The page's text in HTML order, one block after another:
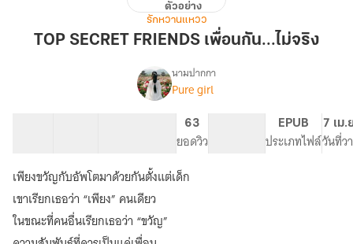
SECRET
FRIENDS
ตัวอย่าง
รักหวานแหวว
TOP SECRET FRIENDS เพื่อนกัน...ไม่จริง
เรื่องTOP
FRIENDS
เพื่อน
กัน...ไม่
จริง
นามปากกา
Pure girl
63
ยอดวิว
EPUB
ประเภทไฟล์
7 เม.
วันที่ว
เพียงขวัญกับอัพโตมาด้วยกันตั้งแต่เด็ก
เขาเรียกเธอว่า “เพียง” คนเดียว
ในขณะที่คนอื่นเรียกเธอว่า “ขวัญ”